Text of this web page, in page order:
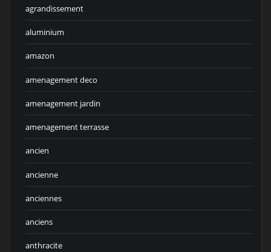
agrandissement
aluminium
amazon
amenagement deco
amenagement jardin
amenagement terrasse
ancien
ancienne
anciennes
anciens
anthracite